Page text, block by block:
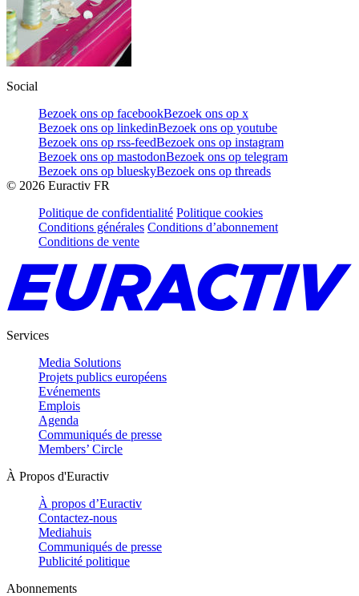
Social
Bezoek ons op facebookBezoek ons op x
Bezoek ons op linkedinBezoek ons op youtube
Bezoek ons op rss-feedBezoek ons op instagram
Bezoek ons op mastodonBezoek ons op telegram
Bezoek ons op blueskyBezoek ons op threads
© 2026 Euractiv FR
Politique de confidentialité Politique cookies
Conditions générales Conditions d’abonnement
Conditions de vente
Services
Media Solutions
Projets publics européens
Evénements
Emplois
Agenda
Communiqués de presse
Members’ Circle
À Propos d'Euractiv
À propos d’Euractiv
Contactez-nous
Mediahuis
Communiqués de presse
Publicité politique
Abonnements